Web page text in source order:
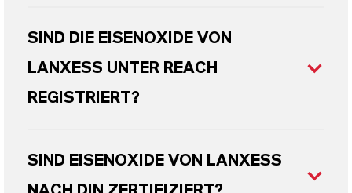
SIND DIE EISENOXIDE VON
LANXESS UNTER REACH
REGISTRIERT?
SIND EISENOXIDE VON LANXESS